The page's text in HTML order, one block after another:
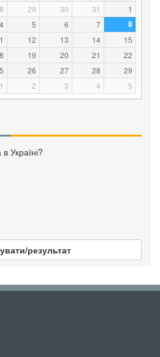
29 30 31
1
4 5 6 7 8
12 13 14
15
19 20 21
22
26 27 28
29
1 2 3 4 5
Україні?
результат